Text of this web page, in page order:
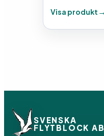
Visa produkt
SVENSKA
FLYTBLOCK AB